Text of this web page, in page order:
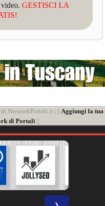
video.GESTISCI LA
di NetworkPortali.it | [ Aggiungi la tua
di Portali]